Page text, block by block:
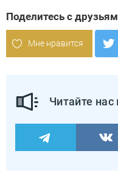
Поделитесь с
Мне нравится
Читайте нас